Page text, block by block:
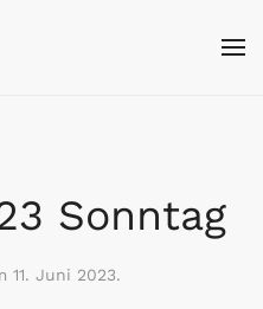
Sonntag
11. Juni 2023.